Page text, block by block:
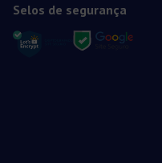
Selos de segurança